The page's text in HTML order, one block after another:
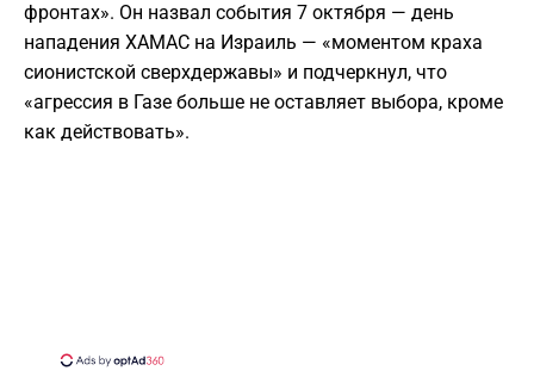
фронтах». Он назвал события 7 октября — день
нападения ХАМАС на Израиль — «моментом краха
сионистской сверхдержавы» и подчеркнул, что
«агрессия в Газе больше не оставляет выбора, кроме
как действовать».